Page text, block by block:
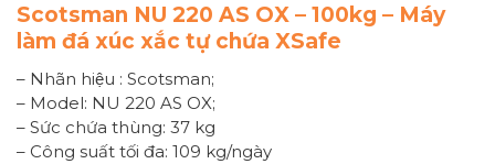
Scotsman NU 220 AS OX – 100kg – Máy
làm đá xúc xắc tự chứa XSafe
– Nhãn hiệu : Scotsman;
– Model: NU 220 AS OX;
– Sức chứa thùng: 37 kg
– Công suất tối đa: 109 kg/ngày